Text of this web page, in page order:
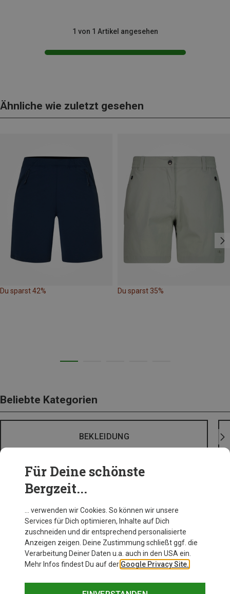
1 von 1 Artikel angesehen
Ähnliche wie zuletzt gesehen
Du sparst 42% Du sparst 35%
Beliebte Kategorien
BEKLEIDUNG
Für Deine schönste
Bergzeit...
… verwenden wir Cookies. So können wir unsere
Services für Dich optimieren, Inhalte auf Dich
zuschneiden und dir entsprechend personalisierte
Anzeigen zeigen. Deine Zustimmung schließt ggf. die
Verarbeitung Deiner Daten u.a. auch in den USA ein.
Mehr Infos findest Du auf der Google Privacy Site.